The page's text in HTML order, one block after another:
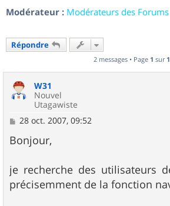
Modérateur : Modérateurs des Forums
Répondre
2 messages • Page 1 sur 1
W31
Nouvel
Utagawiste
M
s
s
g
e
28 oct. 2007, 09:52
Bonjour,
je recherche des utilisateurs
précisemment de la fonction